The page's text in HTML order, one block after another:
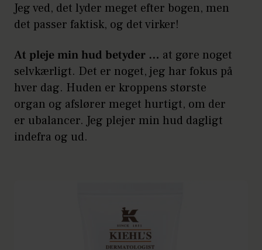
Jeg ved, det lyder meget efter bogen, men
det passer faktisk, og det virker!
At pleje min hud betyder … at gøre noget
selvkærligt. Det er noget, jeg har fokus på
hver dag. Huden er kroppens største
organ og afslører meget hurtigt, om der
er ubalancer. Jeg plejer min hud dagligt
indefra og ud.